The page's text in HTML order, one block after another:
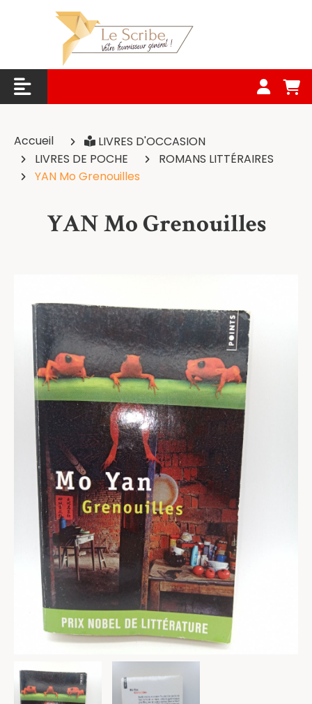
Accueil
LIVRES D'OCCASION
LIVRES DE POCHE
ROMANS LITTÉRAIRES
YAN Mo Grenouilles
YAN Mo Grenouilles